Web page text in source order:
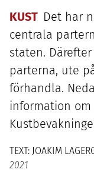
KUST Det har
centrala
staten.
parterna, ute
förhandla.
information
TEXT: JOAKIM
2021